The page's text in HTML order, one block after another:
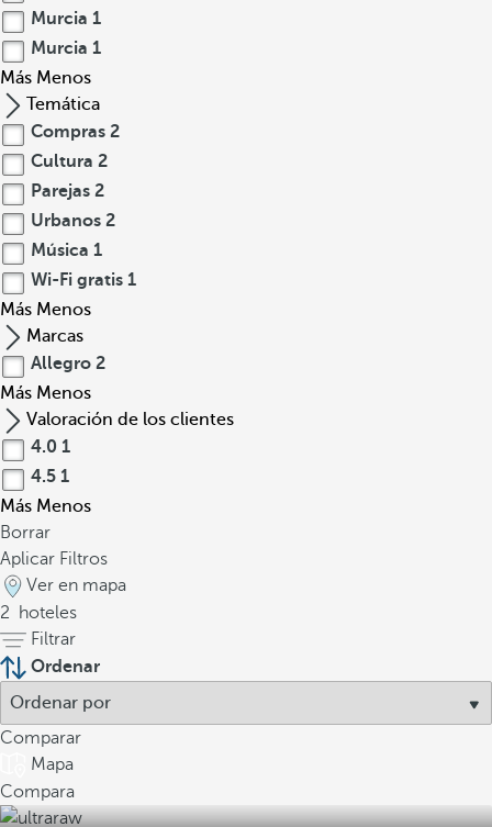
Murcia 1
Murcia 1
Más Menos
Temática
Compras 2
Cultura 2
Parejas 2
Urbanos 2
Música 1
Wi-Fi gratis 1
Más Menos
Marcas
Allegro 2
Más Menos
Valoración de los clientes
4.0 1
4.5 1
Más Menos
Borrar
Aplicar Filtros
Ver en mapa
2
hoteles
Filtrar
Ordenar
Comparar
Mapa
Compara